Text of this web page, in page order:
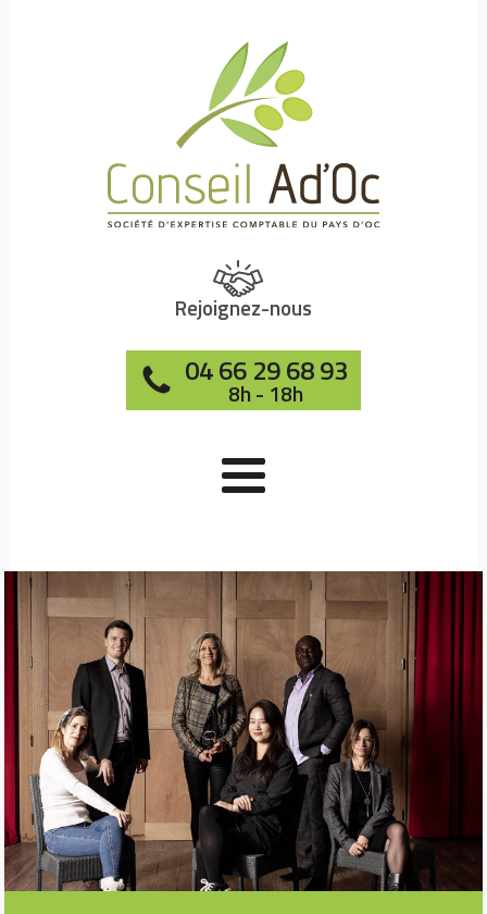
Rejoignez-nous
04 66 29 68 93
8h - 18h